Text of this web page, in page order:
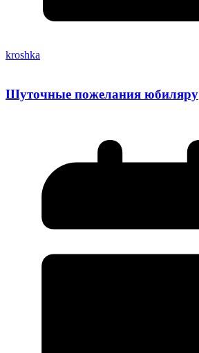
kroshka
Шуточные пожелания юбиляру